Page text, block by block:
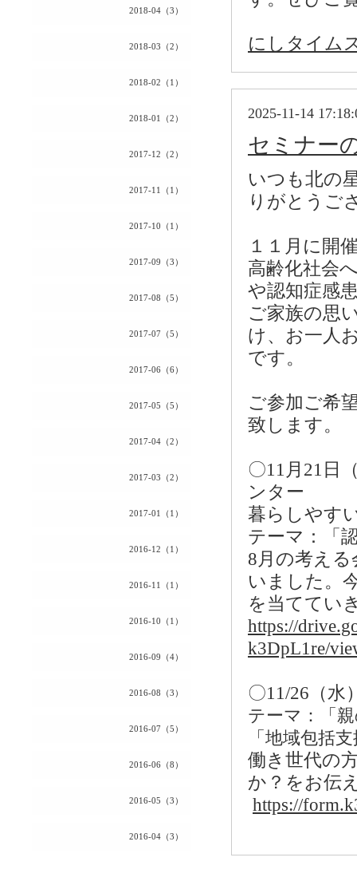
2018-04（3）
2018-03（2）
2018-02（1）
2018-01（2）
2017-12（2）
2017-11（1）
2017-10（1）
2017-09（3）
2017-08（5）
2017-07（5）
2017-06（6）
2017-05（5）
2017-04（2）
2017-03（2）
2017-01（1）
2016-12（1）
2016-11（1）
2016-10（1）
2016-09（4）
2016-08（3）
2016-07（5）
2016-06（8）
2016-05（3）
2016-04（3）
にしタイム
2025-11-14
セミナー
いつも北の
りがとうご
１１月に開
高齢化社会
や認知症感
ご家族の思
け、お一人
です。
ご参加ご希
致します。
〇11 月 21 日
ンター
暮らしやす
テーマ：「
8 月の考え
いました。
を当ててい
https://
k3DpL1re/
〇11/26（水
テーマ：「
「地域包括
働き世代の
か？をお伝
https://